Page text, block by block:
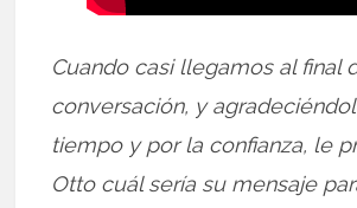
Cuando casi llegamos al final
conversación, y
tiempo y por la confianza, le
Otto cuál sería su mensaje